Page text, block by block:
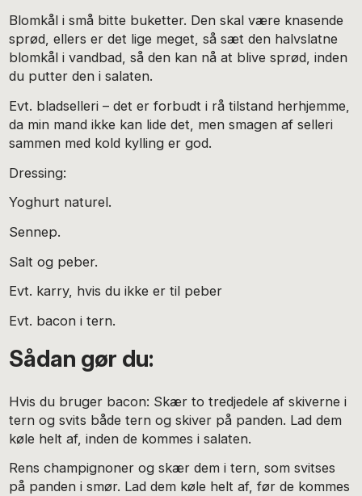
Blomkål i små bitte buketter. Den skal være knasende
sprød, ellers er det lige meget, så sæt den halvslatne
blomkål i vandbad, så den kan nå at blive sprød, inden
du putter den i salaten.
Evt. bladselleri – det er forbudt i rå tilstand herhjemme,
da min mand ikke kan lide det, men smagen af selleri
sammen med kold kylling er god.
Dressing:
Yoghurt naturel.
Sennep.
Salt og peber.
Evt. karry, hvis du ikke er til peber
Evt. bacon i tern.
Sådan gør du:
Hvis du bruger bacon: Skær to tredjedele af skiverne i
tern og svits både tern og skiver på panden. Lad dem
køle helt af, inden de kommes i salaten.
Rens champignoner og skær dem i tern, som svitses
på panden i smør. Lad dem køle helt af, før de kommes